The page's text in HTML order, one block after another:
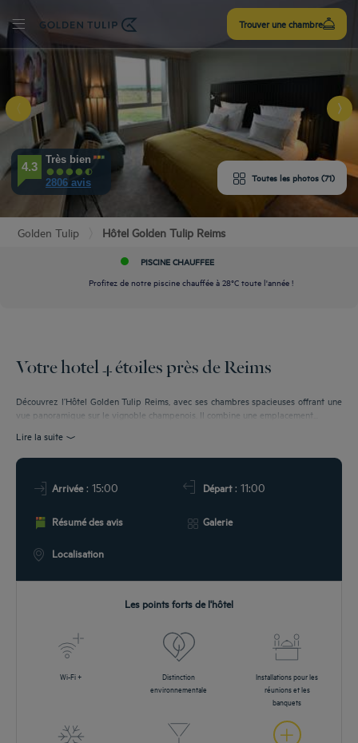
Trouver une chambre
S’inscrire
Toutes les photos (71)
4.3
Très bien
2806 avis
Golden Tulip Hôtel Golden Tulip Reims
PISCINE CHAUFFEE
Profitez de notre piscine chauffée à 28°C toute l'année !
Votre hotel 4 étoiles près de Reims
Découvrez l’Hôtel Golden Tulip Reims, avec ses chambres spacieuses offrant une
vue panoramique sur le vignoble champenois. Il combine une emplacement...
Lire la suite
Arrivée: 15:00 Départ: 11:00
Résumé des avis Galerie
Localisation
Les points forts de l'hôtel
Wi-Fi +
Distinction
environnementale
Installations pour les
réunions et les
banquets